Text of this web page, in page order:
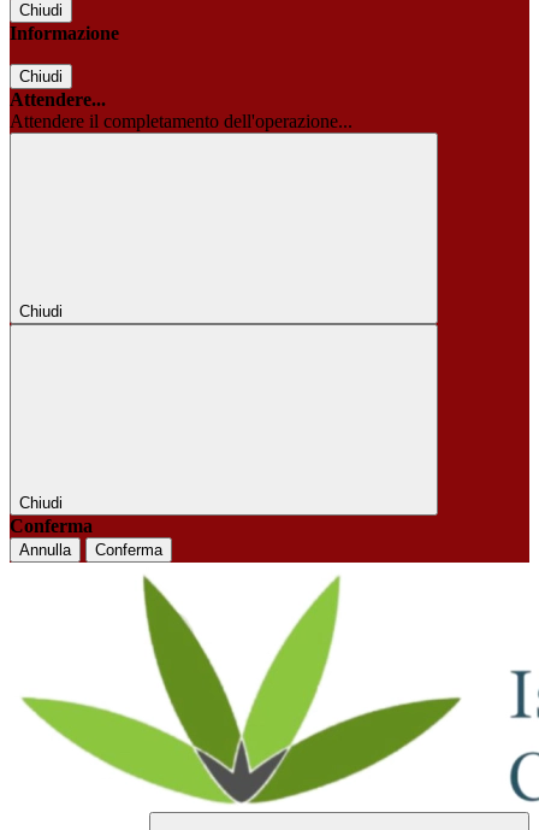
Chiudi
Informazione
Chiudi
Attendere...
Attendere il completamento dell'operazione...
Chiudi
Chiudi
Conferma
Annulla Conferma